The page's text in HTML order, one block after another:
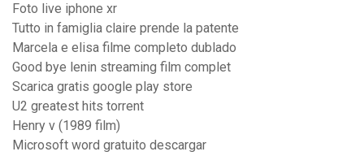
Foto live iphone xr
Tutto in famiglia claire prende la patente
Marcela e elisa filme completo dublado
Good bye lenin streaming film complet
Scarica gratis google play store
U2 greatest hits torrent
Henry v (1989 film)
Microsoft word gratuito descargar